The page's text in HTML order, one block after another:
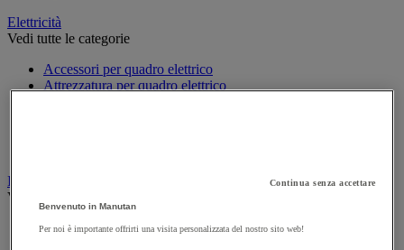
Elettricità
Vedi tutte le categorie
Accessori per quadro elettrico
Attrezzatura per quadro elettrico
Illuminazione
Vedi tutte le categorie
Illuminazione interna ed esterna
Continua senza accettare
Benvenuto in Manutan
Per noi è importante offrirti una visita personalizzata del nostro sito web!